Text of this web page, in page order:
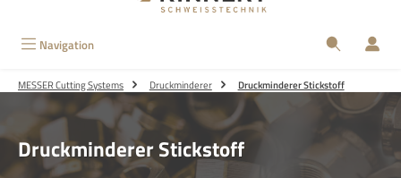
Navigation
MESSER Cutting Systems Druckminderer Druckminderer Stickstoff
Druckminderer Stickstoff